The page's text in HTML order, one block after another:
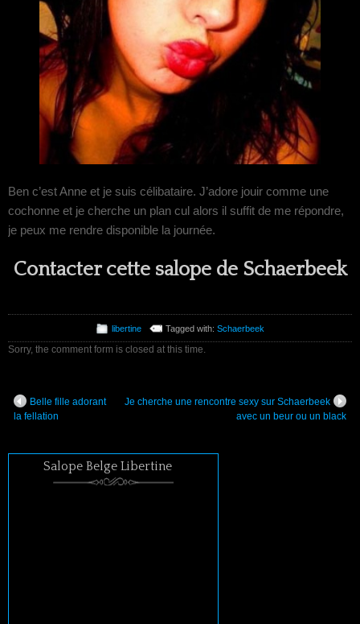
Ben c’est Anne et je suis célibataire. J’adore jouir comme une
cochonne et je cherche un plan cul alors il suffit de me répondre,
je peux me rendre disponible la journée.
Contacter cette salope de Schaerbeek
libertine Tagged with:Schaerbeek
Sorry, the comment form is closed at this time.
Belle fille adorant
la fellation
Je cherche une rencontre sexy sur Schaerbeek
avec un beur ou un black
Salope Belge Libertine